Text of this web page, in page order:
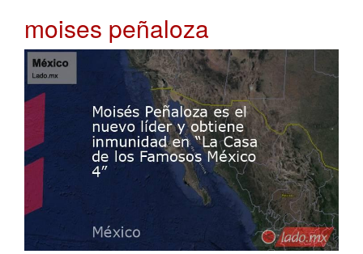
moises peñaloza